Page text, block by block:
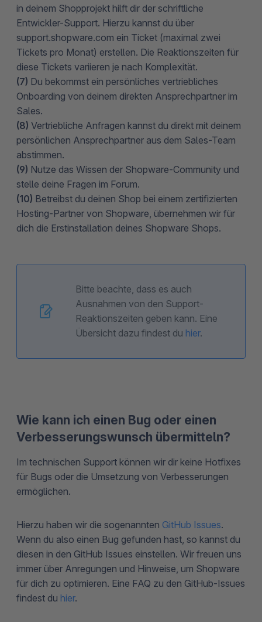
in deinem Shopprojekt hilft dir der schriftliche
Entwickler-Support. Hierzu kannst du über
support.shopware.com ein Ticket (maximal zwei
Tickets pro Monat) erstellen. Die Reaktionszeiten für
diese Tickets variieren je nach Komplexität.
(7) Du bekommst ein persönliches vertriebliches
Onboarding von deinem direkten Ansprechpartner im
Sales.
(8) Vertriebliche Anfragen kannst du direkt mit deinem
persönlichen Ansprechpartner aus dem Sales-Team
abstimmen.
(9) Nutze das Wissen der Shopware-Community und
stelle deine Fragen im Forum.
(10) Betreibst du deinen Shop bei einem zertifizierten
Hosting-Partner von Shopware, übernehmen wir für
dich die Erstinstallation deines Shopware Shops.
Bitte beachte, dass es auch
Ausnahmen von den Support-
Reaktionszeiten geben kann. Eine
Übersicht dazu findest du hier.
Wie kann ich einen Bug oder einen
Verbesserungswunsch übermitteln?
Im technischen Support können wir dir keine Hotfixes
für Bugs oder die Umsetzung von Verbesserungen
ermöglichen.
Hierzu haben wir die sogenannten GitHub Issues.
Wenn du also einen Bug gefunden hast, so kannst du
diesen in den GitHub Issues einstellen. Wir freuen uns
immer über Anregungen und Hinweise, um Shopware
für dich zu optimieren. Eine FAQ zu den GitHub-Issues
findest du hier.